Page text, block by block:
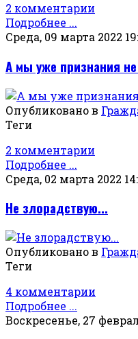
2 комментарии
Подробнее ...
Среда, 09 марта 2022
А мы уже признания
Опубликовано в
Теги
2 комментарии
Подробнее ...
Среда, 02 марта 2022
Не злорадствую...
Опубликовано в
Теги
4 комментарии
Подробнее ...
Воскресенье, 27